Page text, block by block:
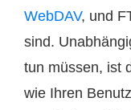
WebDAV, und
sind.
tun müssen, ist
wie Ihren